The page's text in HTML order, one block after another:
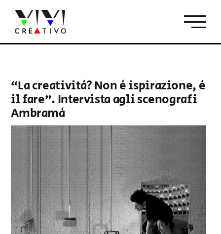
contenuto
“La creatività? Non è ispirazione, è
il fare”. Intervista agli scenografi
Ambramà